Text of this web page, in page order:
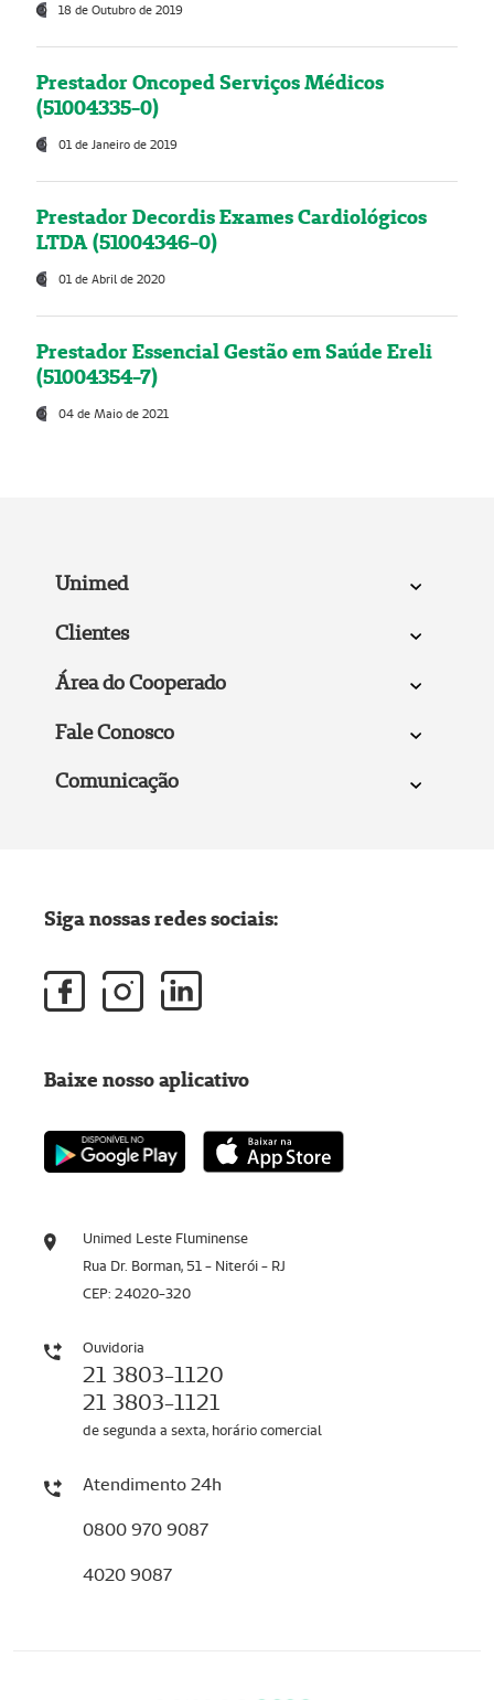
18 de Outubro de 2019
Prestador Oncoped Serviços Médicos
(51004335-0)
01 de Janeiro de 2019
Prestador Decordis Exames Cardiológicos
LTDA (51004346-0)
01 de Abril de 2020
Prestador Essencial Gestão em Saúde Ereli
(51004354-7)
04 de Maio de 2021
Unimed
Clientes
Área do Cooperado
Fale Conosco
Comunicação
Unimed Leste Fluminense
Rua Dr. Borman, 51 - Niterói - RJ
CEP: 24020-320
Ouvidoria
21 3803-1120
21 3803-1121
de segunda a sexta, horário comercial
Atendimento 24h
0800 970 9087
4020 9087
Siga nossas redes sociais:
Baixe nosso aplicativo